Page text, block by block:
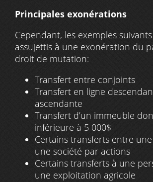
Principales exonérations
Cependant, les exemples
assujettis à une exonération du
droit de mutation:
Transfert entre conjoints
Transfert en ligne
ascendante
Transfert d’un immeuble
inférieure à 5 000$
Certains transferts entre
une société par actions
Certains transferts à une
une exploitation agricole